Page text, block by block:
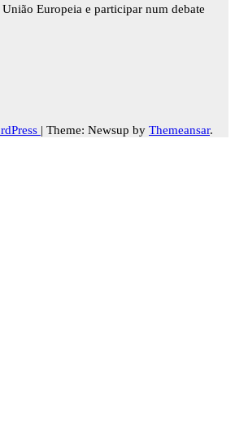
Europeia e participar num debate
| Theme: Newsup by Themeansar.